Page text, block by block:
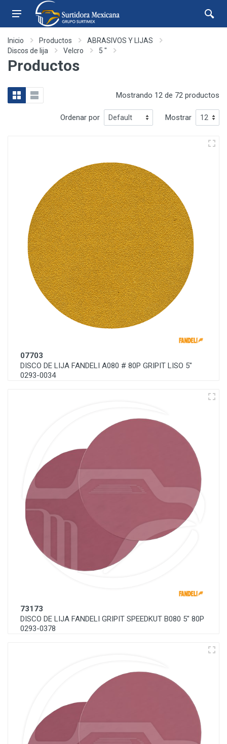
Inicio Productos
ABRASIVOS Y LIJAS
Discos de lija
Velcro 5 "
Productos
Mostrando 12 de 72 productos
Ordenar por Mostrar
07703
DISCO DE LIJA FANDELI A080 # 80P GRIPIT LISO 5"
0293-0034
73173
DISCO DE LIJA FANDELI GRIPIT SPEEDKUT B080 5" 80P
0293-0378